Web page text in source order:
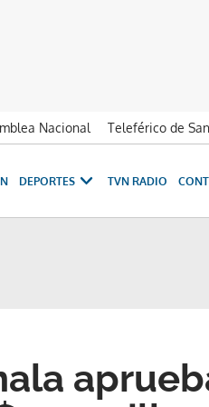
Nacional Teleférico de
DEPORTES TVN RADIO